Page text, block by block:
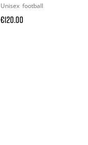
Unisex football
€120.00